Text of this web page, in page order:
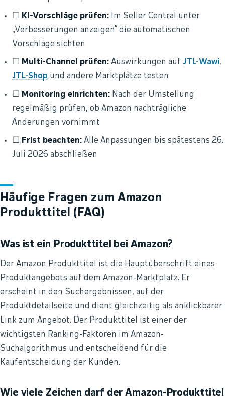
☐ KI-Vorschläge prüfen: Im Seller Central unter
„Verbesserungen anzeigen“ die automatischen
Vorschläge sichten
☐ Multi-Channel prüfen: Auswirkungen auf JTL-Wawi,
JTL-Shop und andere Marktplätze testen
☐ Monitoring einrichten: Nach der Umstellung
regelmäßig prüfen, ob Amazon nachträgliche
Änderungen vornimmt
☐ Frist beachten: Alle Anpassungen bis spätestens 26.
Juli 2026 abschließen
Häufige Fragen zum Amazon
Produkttitel (FAQ)
Was ist ein Produkttitel bei Amazon?
Der Amazon Produkttitel ist die Hauptüberschrift eines
Produktangebots auf dem Amazon-Marktplatz. Er
erscheint in den Suchergebnissen, auf der
Produktdetailseite und dient gleichzeitig als anklickbarer
Link zum Angebot. Der Produkttitel ist einer der
wichtigsten Ranking-Faktoren im Amazon-
Suchalgorithmus und entscheidend für die
Kaufentscheidung der Kunden.
Wie viele Zeichen darf der Amazon-Produkttitel